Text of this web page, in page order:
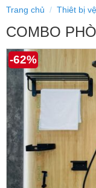
Trang chủ / Thiêt bị
COMBO
-62%